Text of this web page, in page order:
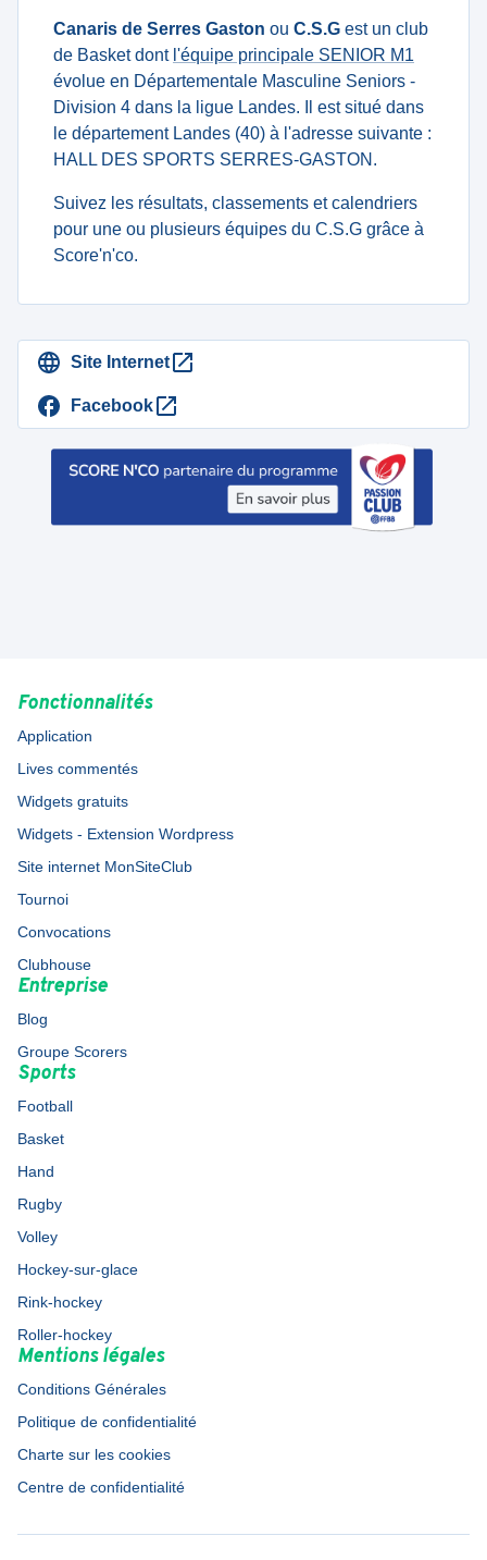
Canaris de Serres Gaston ou C.S.G est un club
de Basket dont l'équipe principale SENIOR M1
évolue en Départementale Masculine Seniors -
Division 4 dans la ligue Landes. Il est situé dans
le département Landes (40) à l'adresse suivante :
HALL DES SPORTS SERRES-GASTON.
Suivez les résultats, classements et calendriers
pour une ou plusieurs équipes du C.S.G grâce à
Score'n'co.
Site Internet
Facebook
Fonctionnalités
Application
Lives commentés
Widgets gratuits
Widgets - Extension Wordpress
Site internet MonSiteClub
Tournoi
Convocations
Clubhouse
Entreprise
Blog
Groupe Scorers
Sports
Football
Basket
Hand
Rugby
Volley
Hockey-sur-glace
Rink-hockey
Roller-hockey
Mentions légales
Conditions Générales
Politique de confidentialité
Charte sur les cookies
Centre de confidentialité